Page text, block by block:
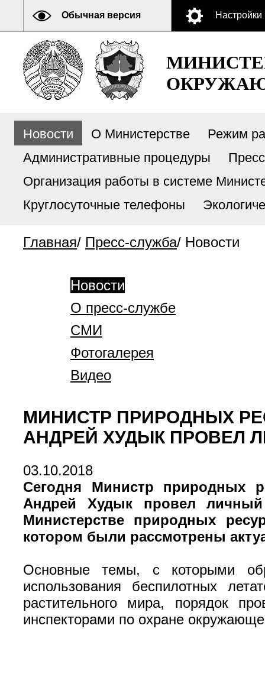
Обычная версия Настройки
Новости О Министерстве
Режим
Административные процедуры
Организация работы в системе
Круглосуточные телефоны
Главная/ Пресс-служба/ Новости
Новости
О пресс-службе
СМИ
Фотогалерея
Видео
МИНИСТР ПРИРОДНЫХ
АНДРЕЙ ХУДЫК ПРОВЕЛ
03.10.2018
Сегодня Министр природных
Андрей Худык провел
Министерстве природных
котором были рассмотрены
Основные темы, с которыми
использования беспилотных
растительного мира, порядок
инспекторами по охране